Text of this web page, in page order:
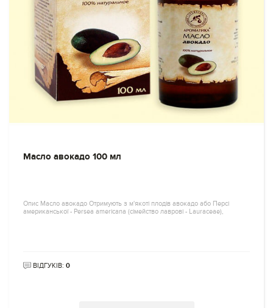
Масло авокадо 100 мл
Опис Масло авокадо Отримують з м'якоті плодів авокадо або Персі
американської - Persea аmericana (сімейство лаврові - Lauraceae),
ВІДГУКІВ: 0